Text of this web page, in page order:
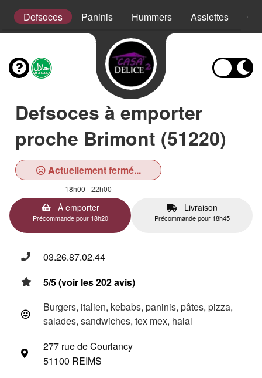
Defsoces Paninis Hummers Assiettes
Defsoces à emporter
proche Brimont (51220)
Actuellement fermé...
18h00 - 22h00
À emporter
Précommande pour 18h20
Livraison
Précommande pour 18h45
03.26.87.02.44
5/5 (voir les 202 avis)
Burgers, italien, kebabs, paninis, pâtes, pizza,
salades, sandwiches, tex mex, halal
277 rue de Courlancy
51100 REIMS